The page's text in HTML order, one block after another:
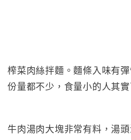
榨菜肉絲拌麵。麵條入味有
份量都不少，食量小的人其實
牛肉湯肉大塊非常有料，湯